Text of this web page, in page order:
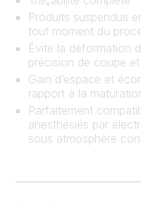
Produits suspendus
tout moment du
Évite la déformation
précision de coupe
Gain d’espace et
rapport à la
Parfaitement
anesthésiés par
sous atmosphère